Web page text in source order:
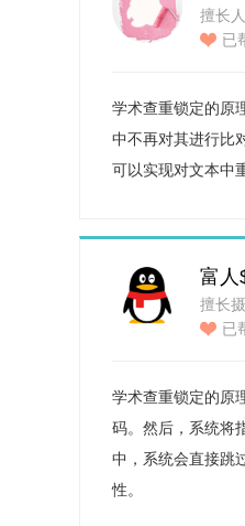
擅长
已
学术查重锁定的原
中不再对其进行比
可以实现对文本中
富人
擅长
已
学术查重锁定的原
码。然后，系统将
中，系统会直接跳
性。